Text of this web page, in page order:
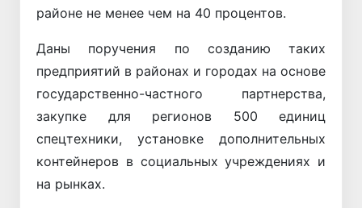
районе не менее чем на 40 процентов.
Даны поручения по созданию таких
предприятий в районах и городах на основе
государственно-частного партнерства,
закупке для регионов 500 единиц
спецтехники, установке дополнительных
контейнеров в социальных учреждениях и
на рынках.